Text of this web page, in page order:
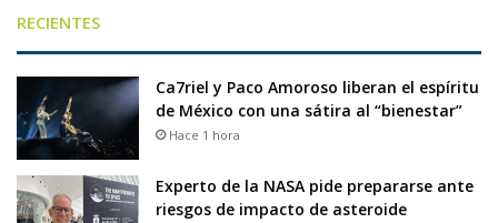
RECIENTES
Ca7riel y Paco Amoroso liberan el espíritu
de México con una sátira al “bienestar”
Hace 1 hora
Experto de la NASA pide prepararse ante
riesgos de impacto de asteroide